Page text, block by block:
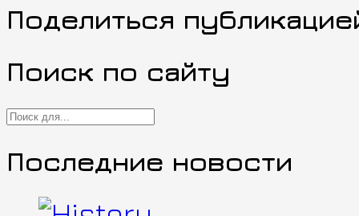
Поделиться
Поиск по сайту
Последние новости